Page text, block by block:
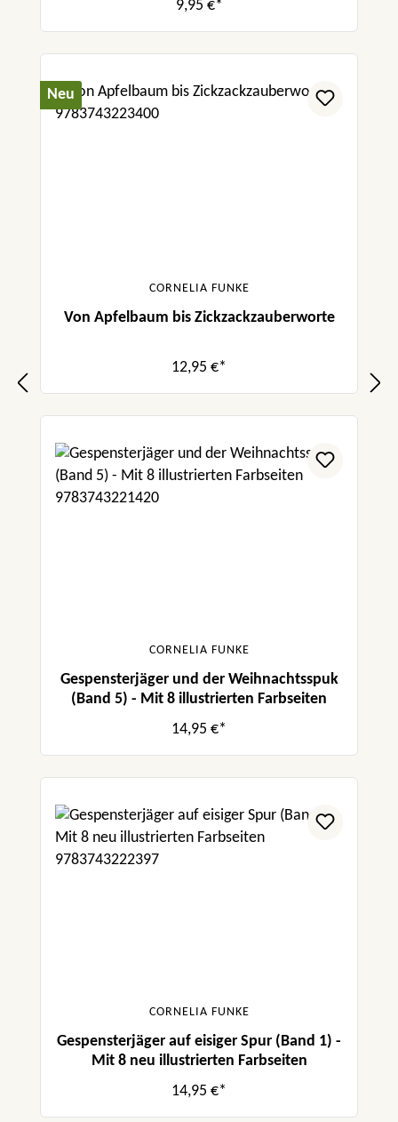
9,95 €*
Neu
CORNELIA FUNKE
Von Apfelbaum bis Zickzackzauberworte
12,95 €*
CORNELIA FUNKE
Gespensterjäger und der Weihnachtsspuk
(Band 5) - Mit 8 illustrierten Farbseiten
14,95 €*
CORNELIA FUNKE
Gespensterjäger auf eisiger Spur (Band 1) -
Mit 8 neu illustrierten Farbseiten
14,95 €*